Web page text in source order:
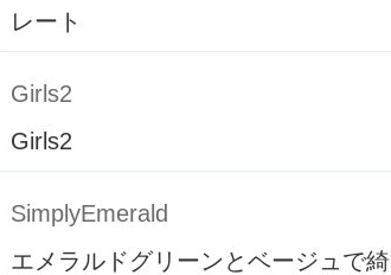
レート
Girls2
Girls2
SimplyEmerald
エメラルドグリーンとベージュで綺